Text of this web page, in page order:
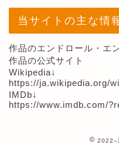
当サイトの主な情
作品のエンドロール・エ
作品の公式サイト
Wikipedia↓
https://ja.wikipedia.org/
IMDb↓
https://www.imdb.com/